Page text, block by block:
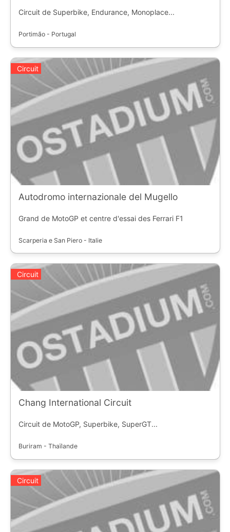
Circuit de Superbike, Endurance, Monoplace...
Portimão - Portugal
Circuit
Autodromo internazionale del Mugello
Grand de MotoGP et centre d'essai des Ferrari F1
Scarperia e San Piero - Italie
Circuit
Chang International Circuit
Circuit de MotoGP, Superbike, SuperGT...
Buriram - Thaïlande
Circuit